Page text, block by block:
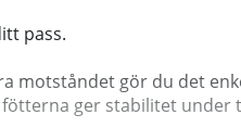
pass.
motståndet gör du det
ger stabilitet under